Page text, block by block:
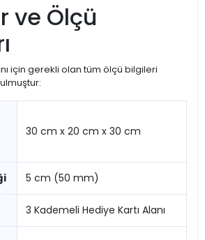
ve Ölçü
için gerekli olan tüm ölçü bilgileri
30 cm x 20 cm x 30 cm
5 cm (50 mm)
3 Kademeli Hediye Kartı Alanı